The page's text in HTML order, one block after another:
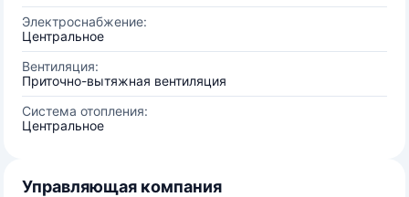
Электроснабжение:
Центральное
Вентиляция:
Приточно-вытяжная вентиляция
Система отопления:
Центральное
Управляющая компания